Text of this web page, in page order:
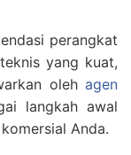
perangkat
yang kuat,
oleh agen
langkah awal
Anda.